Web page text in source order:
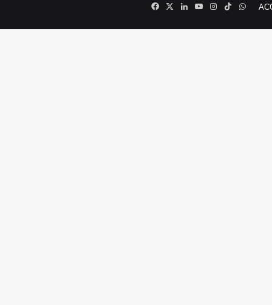
Facebook
X LinkedinYouTubeInstagram
TikTok